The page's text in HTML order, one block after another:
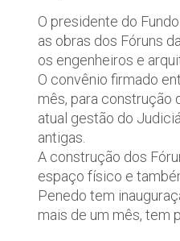
O presidente do
as obras dos Fóruns
os engenheiros e
O convênio firmado
mês, para construção
atual gestão do
antigas.
A construção dos
espaço físico e
Penedo tem
mais de um mês, tem